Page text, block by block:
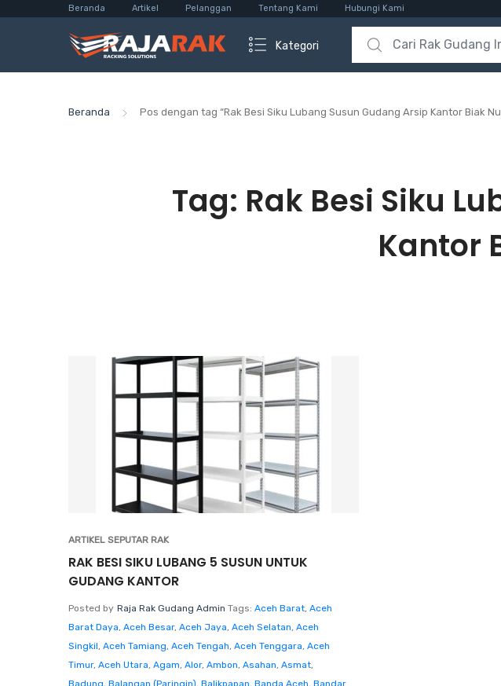
Beranda Artikel Pelanggan Tentang Kami Hubungi Kami
Kategori
Search for:
Beranda Pos dengan tag “Rak Besi Siku Lubang Susun Gudang Arsip Kantor Biak
Tag: Rak Besi Siku
Kantor
ARTIKEL SEPUTAR RAK
RAK BESI SIKU LUBANG 5 SUSUN UNTUK
GUDANG KANTOR
Posted by Raja Rak Gudang Admin Tags: Aceh Barat, Aceh
Barat Daya, Aceh Besar, Aceh Jaya, Aceh Selatan, Aceh
Singkil, Aceh Tamiang, Aceh Tengah, Aceh Tenggara, Aceh
Timur, Aceh Utara, Agam, Alor, Ambon, Asahan, Asmat,
Badung, Balangan (Paringin), Balikpapan, Banda Aceh, Bandar